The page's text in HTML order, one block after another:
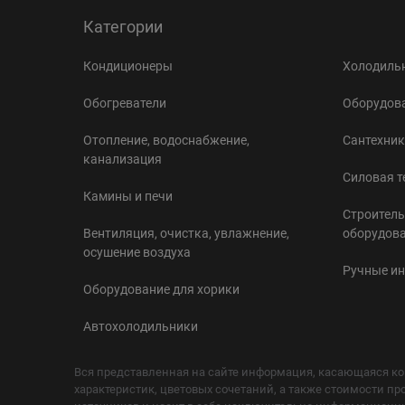
Категории
Кондиционеры
Обогреватели
Отопление, водоснабжение,
канализация
Камины и печи
Вентиляция, очистка, увлажнение,
осушение воздуха
Оборудование для хорики
Автохолодильники
Силовая
Ручные
Вся представленная на сайте информация, касающаяся
характеристик, цветовых сочетаний, а также стоимости